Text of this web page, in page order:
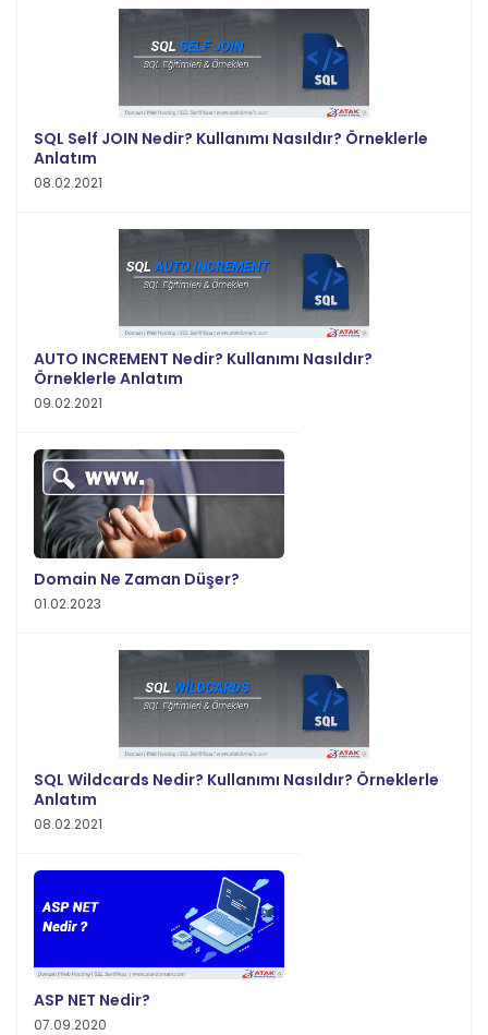
SQL Self JOIN Nedir? Kullanımı Nasıldır? Örneklerle
Anlatım
08.02.2021
AUTO INCREMENT Nedir? Kullanımı Nasıldır?
Örneklerle Anlatım
09.02.2021
Domain Ne Zaman Düşer?
01.02.2023
SQL Wildcards Nedir? Kullanımı Nasıldır? Örneklerle
Anlatım
08.02.2021
ASP NET Nedir?
07.09.2020